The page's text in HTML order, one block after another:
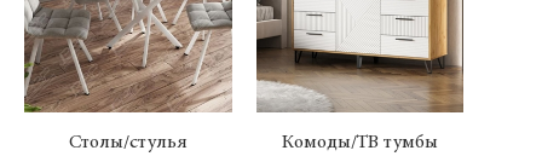
Столы/стулья Комоды/ТВ тумбы